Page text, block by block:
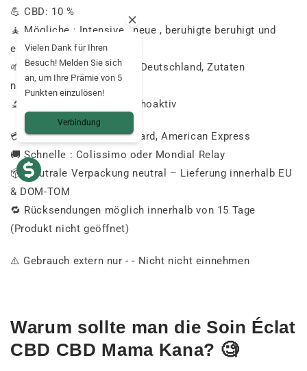
💪CBD: 10 %
🧘 Mögliche : Intensive neue , beruhigte beruhigt und
einheitlich
🌱 Herkunft:Formuliert Deutschland,Zutaten
natürlichen
🔬
psychoaktiv
💳Sichere:Visa,Mastercard,American Express
🚚Schnelle : Colissimo oder Mondial Relay
📦Neutrale Verpackung neutral – Lieferung innerhalb EU
& DOM-TOM
🔁 Rücksendungen möglich innerhalb von 15 Tage
(Produkt nichtgeöffnet)
⚠️ Gebrauch extern nur - - Nicht nicht einnehmen
Warum sollte man die Soin Éclat
CBD CBD Mama Kana? 🧐
Vielen Dank für Ihren
Besuch! Melden Sie sich
an, um Ihre Prämie von 5
Punkten einzulösen!
Verbindung